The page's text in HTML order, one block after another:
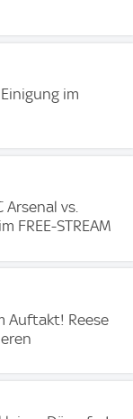
im
Arsenal vs.
FREE-STREAM
Auftakt! Reese